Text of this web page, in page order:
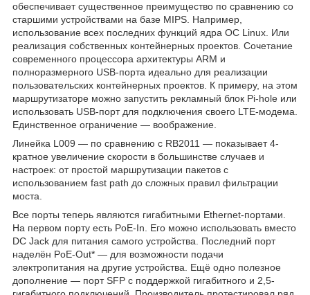
обеспечивает существенное преимущество по сравнению со
старшими устройствами на базе MIPS. Например,
использование всех последних функций ядра ОС Linux. Или
реализация собственных контейнерных проектов. Сочетание
современного процессора архитектуры ARM и
полноразмерного USB-порта идеально для реализации
пользовательских контейнерных проектов. К примеру, на этом
маршрутизаторе можно запустить рекламный блок Pi-hole или
использовать USB-порт для подключения своего LTE-модема.
Единственное ограничение — воображение.
Линейка L009 — по сравнению с RB2011 — показывает 4-
кратное увеличение скорости в большинстве случаев и
настроек: от простой маршрутизации пакетов с
использованием fast path до сложных правил фильтрации
моста.
Все порты теперь являются гигабитными Ethernet-портами.
На первом порту есть PoE-In. Его можно использовать вместо
DC Jack для питания самого устройства. Последний порт
наделён PoE-Out* — для возможности подачи
электропитания на другие устройства. Ещё одно полезное
дополнение — порт SFP с поддержкой гигабитного и 2,5-